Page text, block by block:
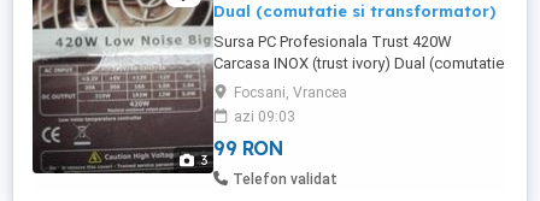
3
Dual (comutatie si transformator)
Sursa PC Profesionala Trust 420W
Carcasa INOX (trust ivory) Dual (comutatie
si transformator) pentru cunoscatori
Greutate 2 kg Testata, perfect functionala
Poze reale Pret: 99 Lei
Focsani, Vrancea
azi 09:03
99 RON
Telefon validat